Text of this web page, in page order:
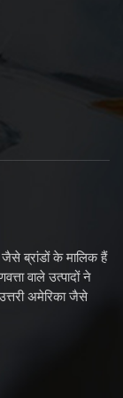
ब्रांडों के मालिक हैं
वाले उत्पादों ने
अमेरिका जैसे